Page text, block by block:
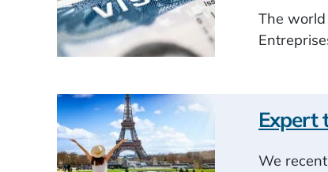
The
Expert
We